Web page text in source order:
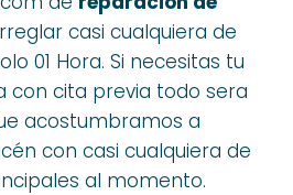
casi cualquiera de
01 Hora. Si necesitas tu
con cita previa todo sera
acostumbramos a
con casi cualquiera de
al momento.